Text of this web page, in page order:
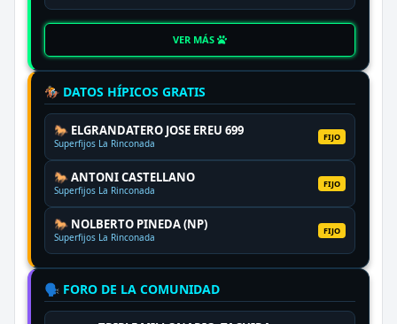
VER MÁS
🏇 DATOS HÍPICOS GRATIS
🐎 ELGRANDATERO JOSE EREU 699
Superfijos La Rinconada
FIJO
🐎 ANTONI CASTELLANO
Superfijos La Rinconada
FIJO
🐎 NOLBERTO PINEDA (NP)
Superfijos La Rinconada
FIJO
🗣️ FORO DE LA COMUNIDAD